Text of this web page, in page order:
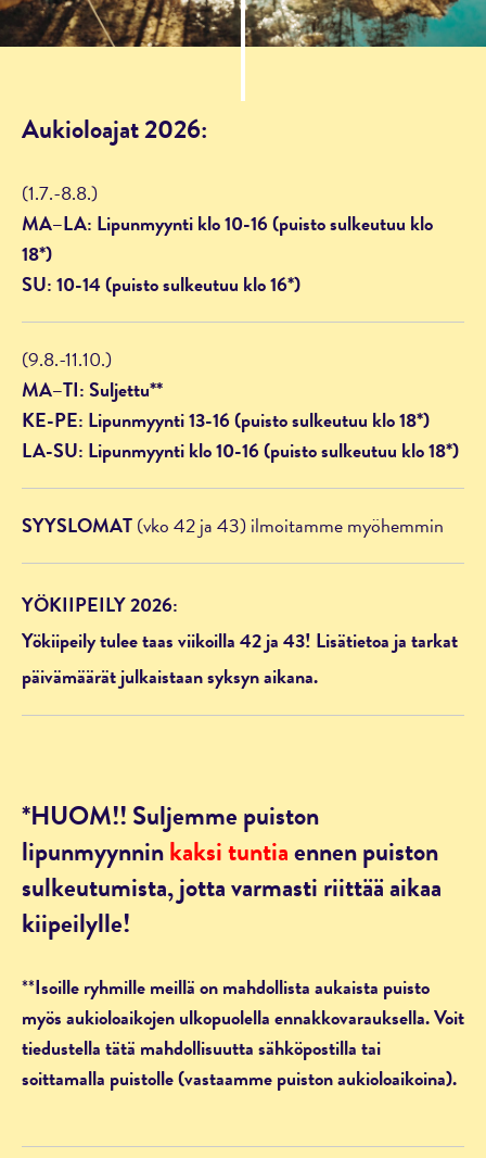
Aukioloajat 2026:
(1.7.-8.8.)
MA–LA: Lipunmyynti klo 10-16 (puisto sulkeutuu klo
18*)
SU: 10-14 (puisto sulkeutuu klo 16*)
(9.8.-11.10.)
MA–TI: Suljettu**
KE-PE: Lipunmyynti 13-16 (puisto sulkeutuu klo 18*)
LA-SU: Lipunmyynti klo 10-16 (puisto sulkeutuu klo 18*)
SYYSLOMAT(vko 42 ja 43) ilmoitamme myöhemmin
YÖKIIPEILY 2026:
Yökiipeily tulee taas viikoilla 42 ja 43! Lisätietoa ja tarkat
päivämäärät julkaistaan syksyn aikana.
*HUOM!! Suljemme puiston
lipunmyynninkaksi tuntiaennen puiston
sulkeutumista, jotta varmasti riittää aikaa
kiipeilylle!
**Isoille ryhmille meillä on mahdollista aukaista puisto
myös aukioloaikojen ulkopuolella ennakkovarauksella. Voit
tiedustella tätä mahdollisuutta sähköpostilla tai
soittamalla puistolle (vastaamme puiston aukioloaikoina).